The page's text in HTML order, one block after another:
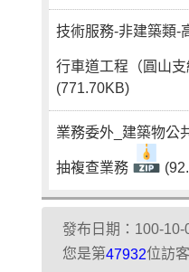
技術服務-非建築類-
行車道工程（圓山
(771.70KB)
業務委外_建築物公
抽複查業務
發布日期：100-10-
您是第47932位訪客